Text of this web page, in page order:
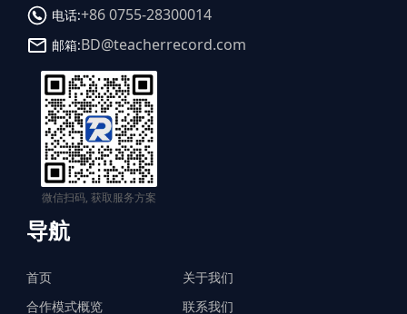
电话:+86 0755-28300014
邮箱:BD@teacherrecord.com
微信扫码, 获取服务方案
导航
首页
合作模式概览
关于我们
联系我们